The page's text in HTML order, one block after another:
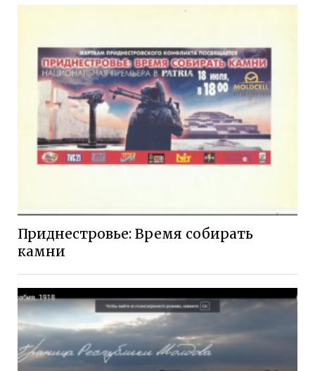
Приднестровье: Время собирать
камни